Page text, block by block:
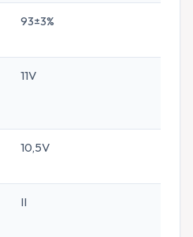
93±3%
11V
10,5V
II